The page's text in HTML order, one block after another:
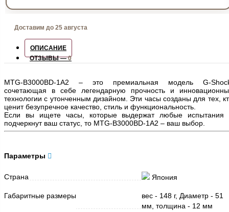
Доставим до 25 августа
ОПИСАНИЕ
ОТЗЫВЫ —0
MTG-B3000BD-1A2 – это премиальная модель G-
сочетающая в себе легендарную прочность и
технологии с утонченным дизайном. Эти часы созданы для тех,
ценит безупречное качество, стиль и функциональность.
Если вы ищете часы, которые выдержат любые испытания
подчеркнут ваш статус, то MTG-B3000BD-1A2 – ваш выбор.
Параметры
Страна Япония
Габаритные размеры
вес - 148 г, Диаметр - 51
мм, толщина - 12 мм